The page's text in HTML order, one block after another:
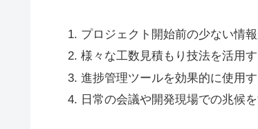
プロジェクト開始前の少ない情
様々な工数見積もり技法を活用
進捗管理ツールを効果的に使用
日常の会議や開発現場での兆候